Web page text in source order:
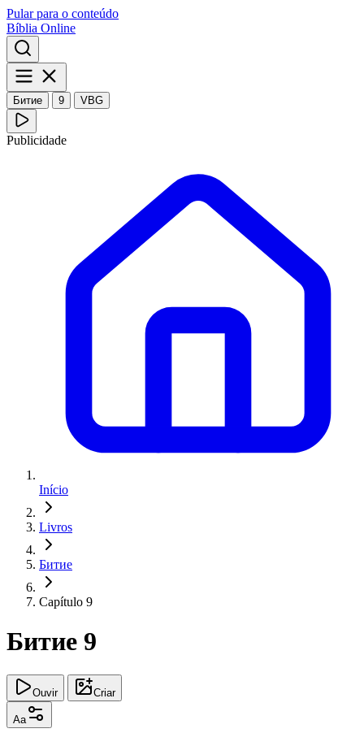
Pular para o conteúdo
Bíblia Online
Битие 9 VBG
Publicidade
Início
Livros
Битие
Capítulo 9
Битие 9
Ouvir Criar
Aa